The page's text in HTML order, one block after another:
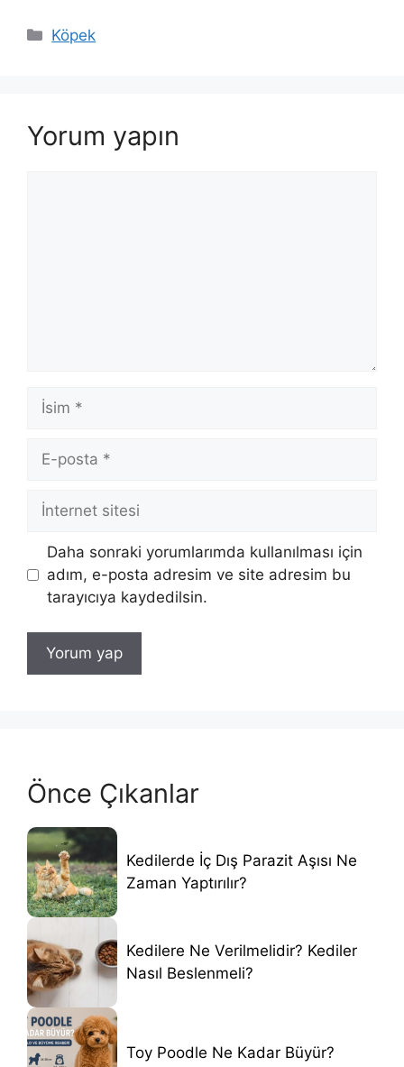
Kategoriler
Köpek
Yorum yapın
İsim
posta
İnternet
Daha sonraki yorumlarımda kullanılması için
adım, e-posta adresim ve site adresim bu
tarayıcıya kaydedilsin.
Önce Çıkanlar
Kedilerde İç Dış Parazit Aşısı Ne
Zaman Yaptırılır?
Kedilere Ne Verilmelidir? Kediler
Nasıl Beslenmeli?
Toy Poodle Ne Kadar Büyür?